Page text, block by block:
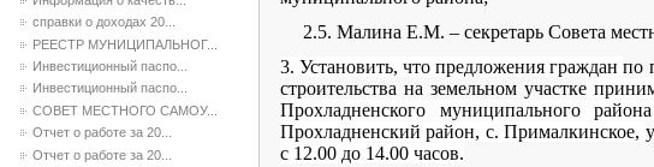
справки о доходах 20...
РЕЕСТР МУНИЦИПАЛЬНОГ...
Инвестиционный паспо...
Инвестиционный паспо...
СОВЕТ МЕСТНОГО САМОУ...
Отчет о работе за 20...
Отчет о работе за 20...
2.5. Малина Е.М. – секретарь Совета
3. Установить, что предложения гражданпо
строительства на земельном участке
Прохладненского муниципального
Прохладненский район, с. Прималкинское,
с 12.00 до 14.00 часов.